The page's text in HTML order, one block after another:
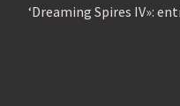
‘Dreaming Spires IV»: